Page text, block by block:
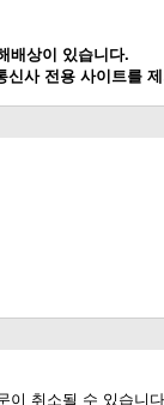
배상이 있습니다.
사 전용 사이트를
이 취소될 수 있습니